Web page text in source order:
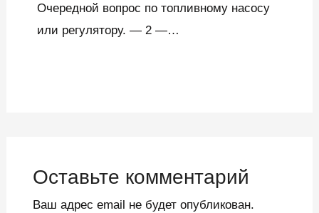
Очередной вопрос по топливному насосу
или регулятору. — 2 —…
Оставьте комментарий
Ваш адрес email не будет опубликован.